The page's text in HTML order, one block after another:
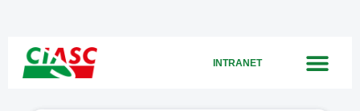
INTRANET